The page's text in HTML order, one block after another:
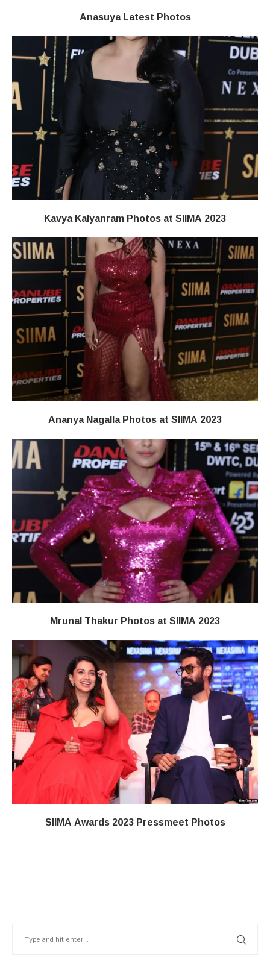
Anasuya Latest Photos
Kavya Kalyanram Photos at SIIMA 2023
Ananya Nagalla Photos at SIIMA 2023
Mrunal Thakur Photos at SIIMA 2023
SIIMA Awards 2023 Pressmeet Photos